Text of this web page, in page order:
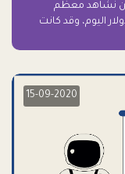
نشاهد معظم
اليوم، وقد كانت
15-09-2020